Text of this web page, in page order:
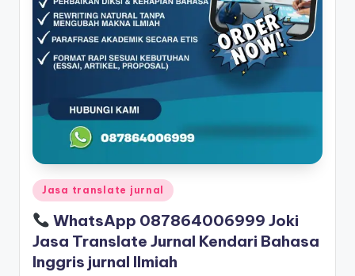
Posted
Jasa translate jurnal
WhatsApp 087864006999 Joki
Jasa Translate Jurnal Kendari Bahasa
Inggris jurnal Ilmiah